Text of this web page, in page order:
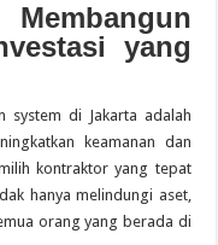
yang
system di Jakarta adalah
keamanan dan
kontraktor yang tepat
hanya melindungi aset,
orang yang berada di